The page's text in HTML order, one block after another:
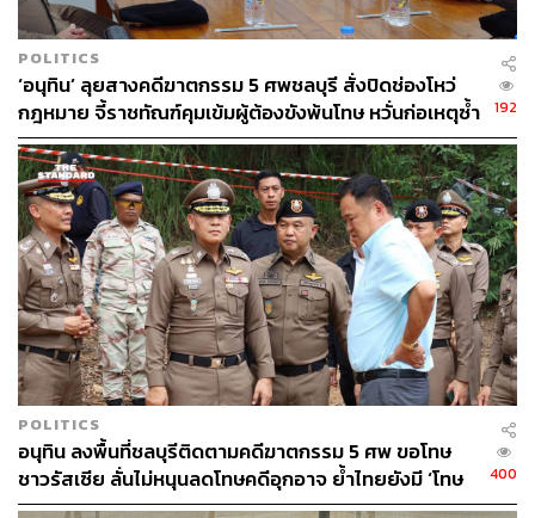
สามารถติดตาม THE STANDARD WEALTH
ผ่านแอปพลิเคชันต่างๆ ที่คุณสะดวกหรือใช้งานอยู่แล้วได้เลย
TAGS: Ukraine เศรษฐกิจโลก
ตั๊ม-พิริยะ สัมพันธารักษ์
วิกฤตรัสเซีย vs ยูเครน
Russia
205
POLITICS
‘อนุทิน’ ลุยสางคดีฆาตกรรม 5 ศพชลบุรี สั่งปิดช่องโหว่
กฎหมาย จี้ราชทัณฑ์คุมเข้มผู้ต้องขังพ้นโทษ หวั่นก่อเหตุซ้ำ
รอย
192
POLITICS
อนุทิน ลงพื้นที่ชลบุรีติดตามคดีฆาตกรรม 5 ศพ ขอโทษ
ชาวรัสเซีย ลั่นไม่หนุนลดโทษคดีอุกอาจ ย้ำไทยยังมี ‘โทษ
ประหาร’
400